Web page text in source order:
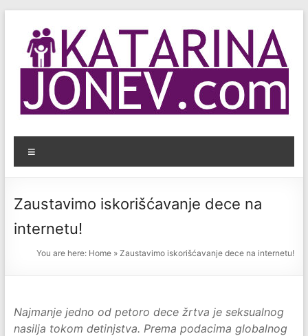
content
KatarinaJonev.com
Bezbednost
na
Zaustavimo iskorišćavanje dece na
internetu!
You are here: Home »Zaustavimo iskorišćavanje dece na internetu!
Najmanje jedno od petoro dece žrtva je seksualnog
nasilja tokom detinjstva. Prema podacima globalnog